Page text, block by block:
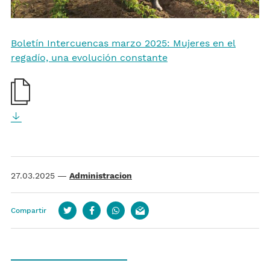
Boletín Intercuencas marzo 2025: Mujeres en el
regadío, una evolución constante
27.03.2025 — Administracion
Compartir TwitterFacebookwhatsapp
email